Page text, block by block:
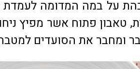
על במה המדומה לעמדת
טאבון פתוח אשר מפיץ
ומחבר את הסועדים